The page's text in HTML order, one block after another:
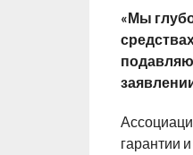
«Мы
гарантии и